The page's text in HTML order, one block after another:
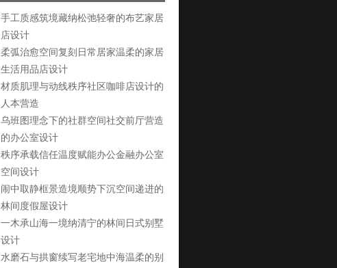
手工质感筑境藏纳松弛轻奢的布艺家居
店设计
柔弧治愈空间复刻日常居家温柔的家居
生活用品店设计
材质肌理与动线秩序社区咖啡店设计的
人本营造
乌班图理念下的社群空间社交前厅营造
的办公室设计
秩序承载信任温度赋能办公金融办公室
空间设计
闹中取静框景造境顺势下沉空间递进的
林间度假屋设计
一木承山海一境纳清宁的林间日式别墅
设计
水磨石与拱窗续写老宅地中海温柔的别